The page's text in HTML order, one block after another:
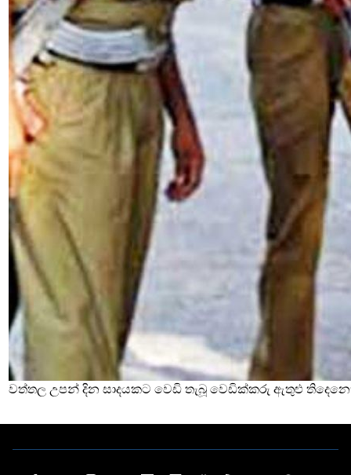
වත්තල උපන් දින සාදයකට වෙඩි තැබූ වෙඩික්කරු ඇතුළු